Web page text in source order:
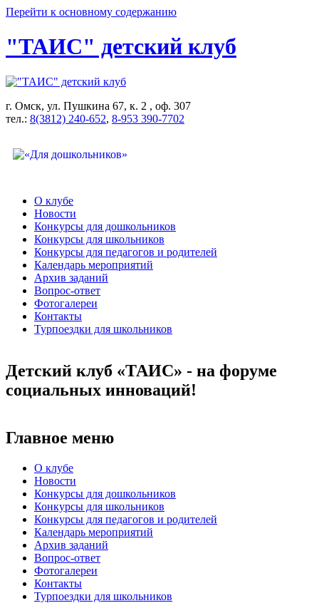
Перейти к основному содержанию
"ТАИС" детский клуб
г. Омск, ул. Пушкина 67, к. 2 , оф. 307
тел.: 8(3812) 240-652, 8-953 390-7702
О клубе
Новости
Конкурсы для дошкольников
Конкурсы для школьников
Конкурсы для педагогов и родителей
Календарь мероприятий
Архив заданий
Вопрос-ответ
Фотогалереи
Контакты
Турпоездки для школьников
Детский клуб «ТАИС» - на форуме
социальных инноваций!
Главное меню
О клубе
Новости
Конкурсы для дошкольников
Конкурсы для школьников
Конкурсы для педагогов и родителей
Календарь мероприятий
Архив заданий
Вопрос-ответ
Фотогалереи
Контакты
Турпоездки для школьников